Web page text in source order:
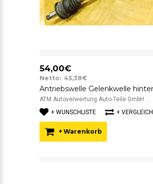
54,00€
Netto: 45,38€
ATM Autoverwertung Auto-Teile GmbH ..
+ WUNSCHLISTE
+ VERGLEICH
+ Warenkorb